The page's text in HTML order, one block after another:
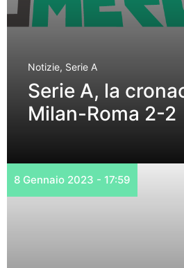
Notizie, Serie A
Serie A, la
Milan-Roma 2-2
8 Gennaio 2023 - 17:59